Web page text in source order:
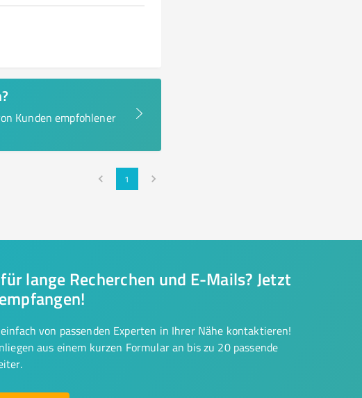
Kunden empfohlener
1
lange Recherchen und E-Mails? Jetzt
von passenden Experten in Ihrer Nähe kontaktieren!
aus einem kurzen Formular an bis zu 20 passende